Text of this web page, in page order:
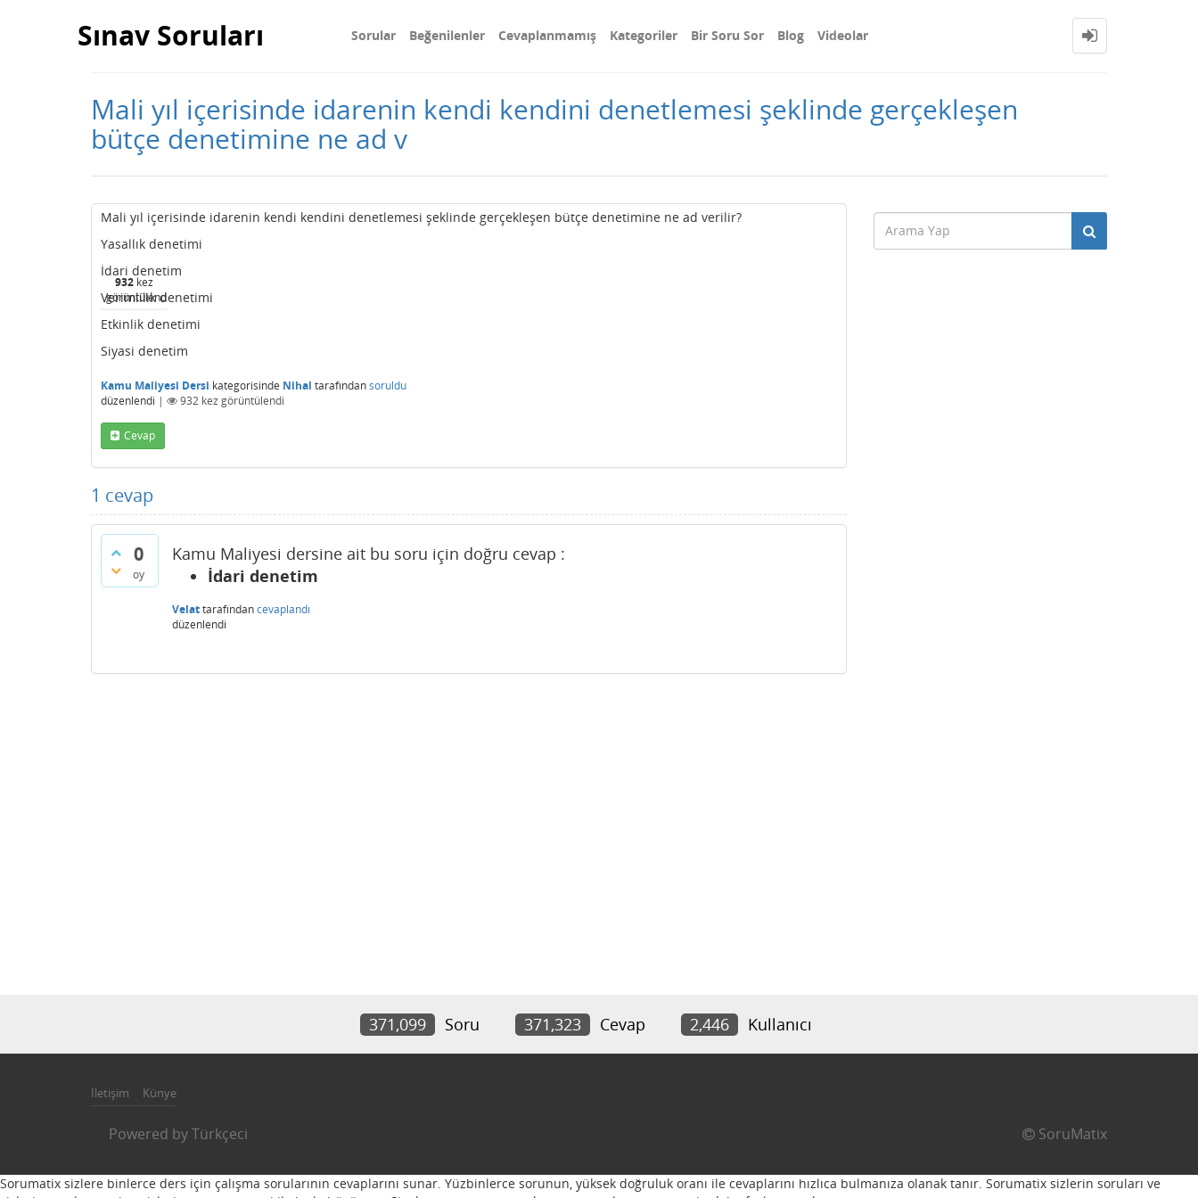
Sınav Soruları Sorular Beğenilenler Cevaplanmamış Kategoriler Bir Soru Sor Blog Videolar
Mali yıl içerisinde idarenin kendi kendini denetlemesi şeklinde gerçekleşen
bütçe denetimine ne ad v
932 kez
görüntülendi
Mali yıl içerisinde idarenin kendi kendini denetlemesi şeklinde gerçekleşen bütçe denetimine ne ad verilir?
Yasallık denetimi
İdari denetim
Verimlilik denetimi
Etkinlik denetimi
Siyasi denetim
Kamu Maliyesi Dersi kategorisinde Nihal tarafındansoruldu
düzenlendi | 932 kez görüntülendi
Cevap
1 cevap
0
oy
Kamu Maliyesi dersine ait bu soru için doğru cevap :
İdari denetim
Velattarafındancevaplandı
düzenlendi
371,099 Soru 371,323 Cevap 2,446 Kullanıcı
İletişim Künye
Powered byTürkçeci SoruMatix
Sorumatix sizlere binlerce ders için çalışma sorularının cevaplarını sunar. Yüzbinlerce sorunun, yüksek doğruluk oranı ile cevaplarını hızlıca bulmanıza olanak tanır. Sorumatix sizlerin soruları ve